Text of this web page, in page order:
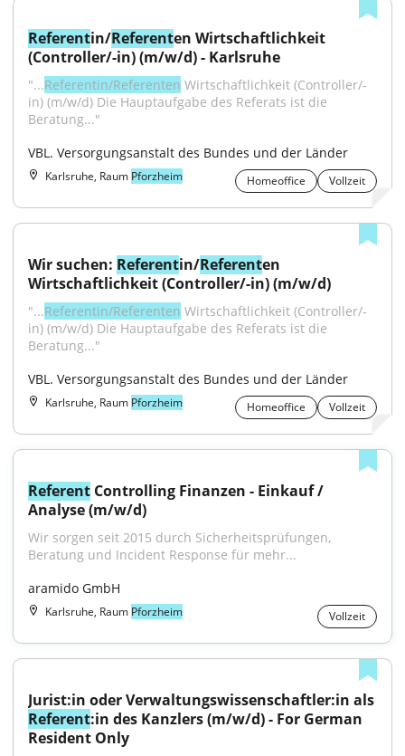
Referentin/Referenten Wirtschaftlichkeit
(Controller/-in) (m/w/d) - Karlsruhe
"...Referentin/Referenten Wirtschaftlichkeit (Controller/-
in) (m/w/d) Die Hauptaufgabe des Referats ist die
Beratung..."
VBL. Versorgungsanstalt des Bundes und der Länder
Karlsruhe, Raum Pforzheim Homeoffice Vollzeit
Wir suchen: Referentin/Referenten
Wirtschaftlichkeit (Controller/-in) (m/w/d)
"...Referentin/Referenten Wirtschaftlichkeit (Controller/-
in) (m/w/d) Die Hauptaufgabe des Referats ist die
Beratung..."
VBL. Versorgungsanstalt des Bundes und der Länder
Karlsruhe, Raum Pforzheim Homeoffice Vollzeit
Referent Controlling Finanzen - Einkauf /
Analyse (m/w/d)
Wir sorgen seit 2015 durch Sicherheitsprüfungen,
Beratung und Incident Response für mehr...
aramido GmbH
Karlsruhe, Raum Pforzheim Vollzeit
Referent:in des Kanzlers (m/w/d) - For German
Resident Only